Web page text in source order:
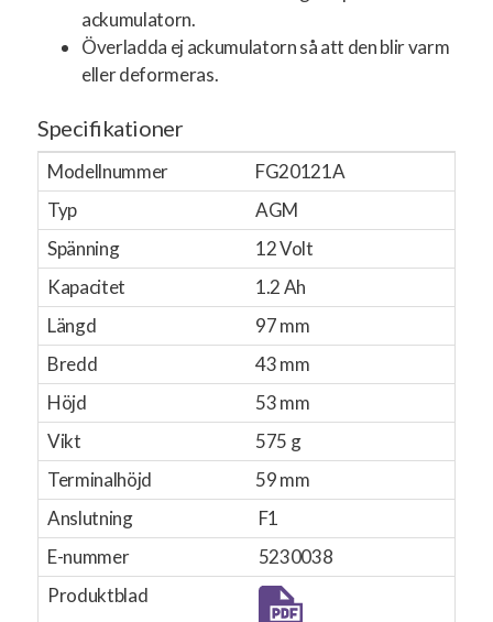
ackumulatorn.
Överladda ej ackumulatorn så att den blir varm
eller deformeras.
Specifikationer
Modellnummer
FG20121A
Typ
AGM
Spänning
12 Volt
Kapacitet
1.2 Ah
Längd
97 mm
Bredd
43 mm
Höjd
53 mm
Vikt
575 g
Terminalhöjd
59 mm
Anslutning
F1
E-nummer
5230038
Produktblad